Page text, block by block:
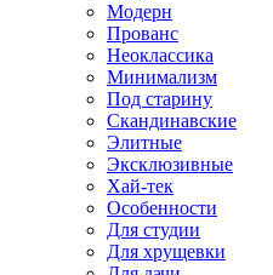
Модерн
Прованс
Неоклассика
Минимализм
Под старину
Скандинавские
Элитные
Эксклюзивные
Хай-тек
Особенности
Для студии
Для хрущевки